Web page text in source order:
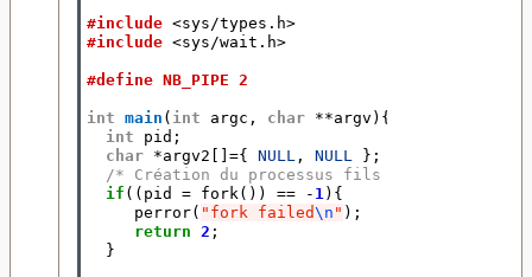
#include <sys/types.h>
#include <sys/wait.h>
#define NB_PIPE 2
int main ( int argc , char **argv ){
int
pid ;
char
*argv2 ={ NULL , NULL
};
/* Création du processus fils */
if (( pid = fork ()) == - 1 ){
perror( "fork failed\n " );
return
2 ;
}